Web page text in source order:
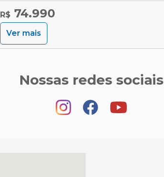
R$ 74.990
Ver mais
Nossas redes sociais